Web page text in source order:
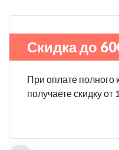
Скидка до
При оплате полного
получаете скидку